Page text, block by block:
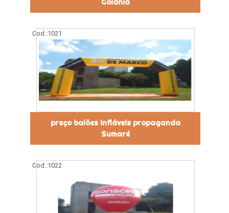
Goiânia
Cod.:1021
preço balões infláveis propaganda
Sumaré
Cod.:1022